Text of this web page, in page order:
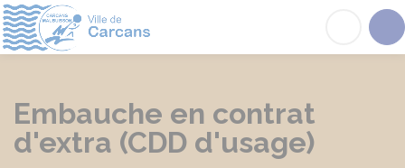
Embauche en contrat
d'extra (CDD d'usage)